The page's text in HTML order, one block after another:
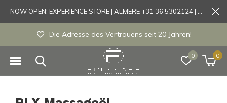
0 0
Die Adresse des Vertrauens seit 20 Jahren!